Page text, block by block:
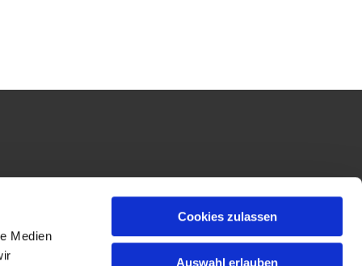
Medien
Cookies zulassen
Auswahl erlauben